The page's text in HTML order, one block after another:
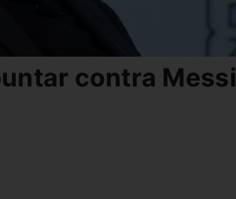
contra Messi